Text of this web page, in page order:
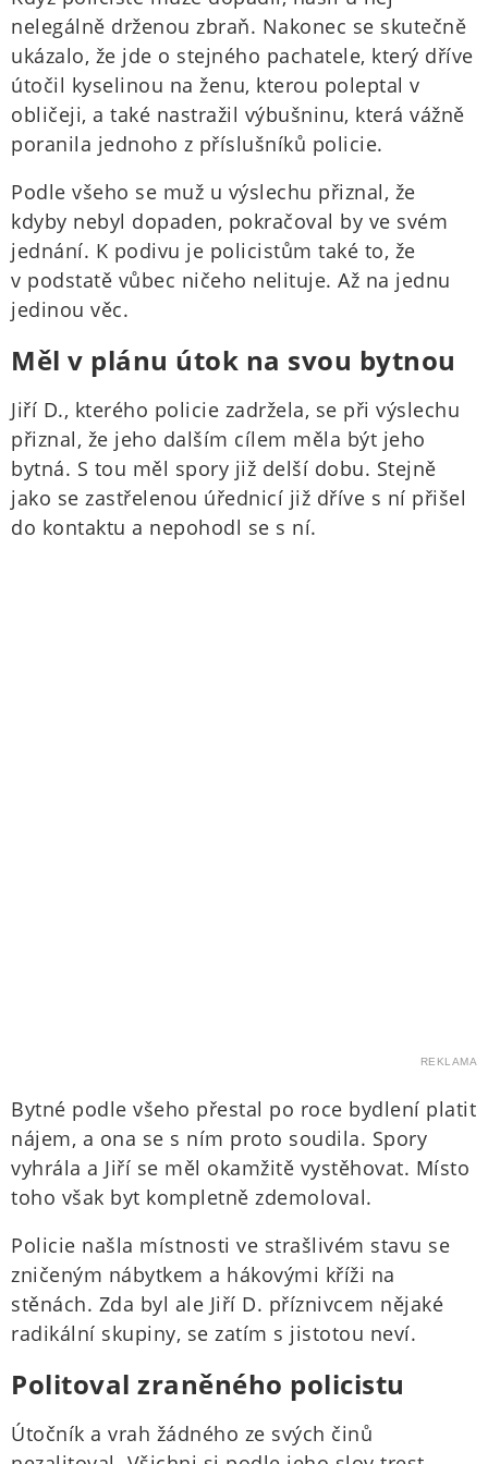
nelegálně drženou zbraň. Nakonec se skutečně
ukázalo, že jde o stejného pachatele, který dříve
útočil kyselinou na ženu, kterou poleptal v
obličeji, a také nastražil výbušninu, která vážně
poranila jednoho z příslušníků policie.
Podle všeho se muž u výslechu přiznal, že
kdyby nebyl dopaden, pokračoval by ve svém
jednání. K podivu je policistům také to, že
v podstatě vůbec ničeho nelituje. Až na jednu
jedinou věc.
Měl v plánu útok na svou bytnou
Jiří D., kterého policie zadržela, se při výslechu
přiznal, že jeho dalším cílem měla být jeho
bytná. S tou měl spory již delší dobu. Stejně
jako se zastřelenou úřednicí již dříve s ní přišel
do kontaktu a nepohodl se s ní.
REKLAMA
Bytné podle všeho přestal po roce bydlení platit
nájem, a ona se s ním proto soudila. Spory
vyhrála a Jiří se měl okamžitě vystěhovat. Místo
toho však byt kompletně zdemoloval.
Policie našla místnosti ve strašlivém stavu se
zničeným nábytkem a hákovými kříži na
stěnách. Zda byl ale Jiří D. příznivcem nějaké
radikální skupiny, se zatím s jistotou neví.
Politoval zraněného policistu
Útočník a vrah žádného ze svých činů